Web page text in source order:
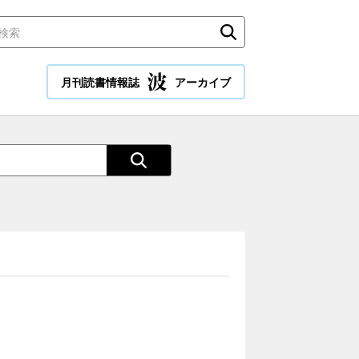
月刊読書情報誌 アーカイブ